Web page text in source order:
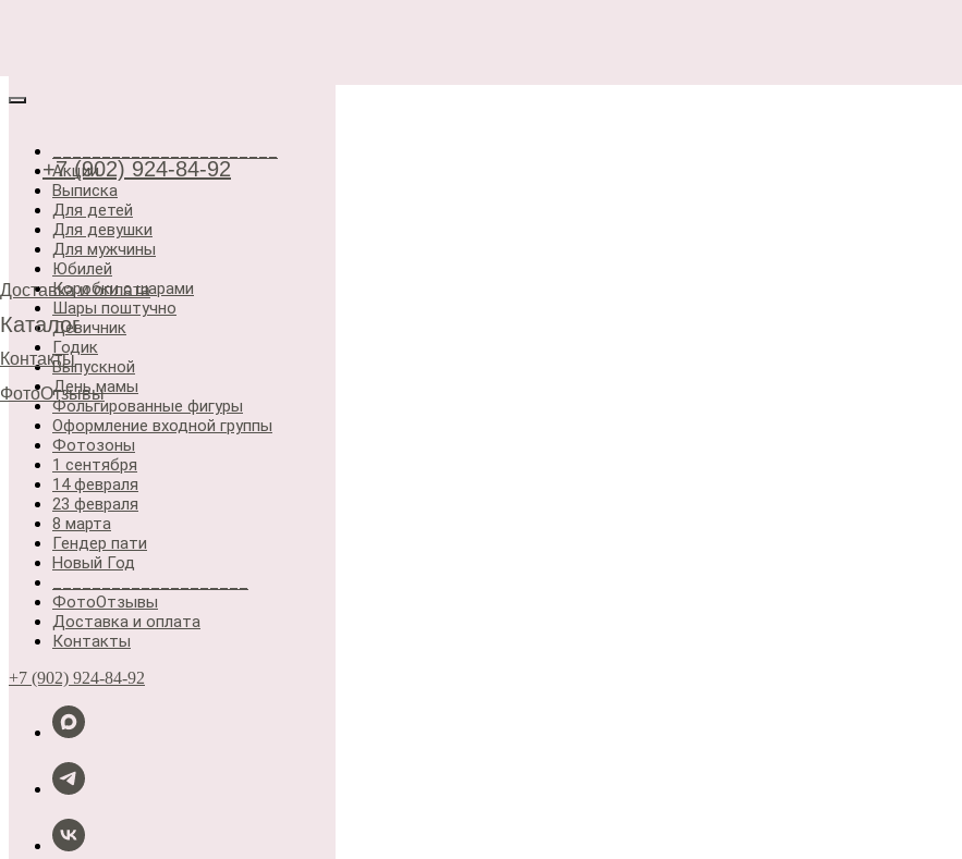
+7 (902) 924-84-92
Доставка и оплата
Каталог
Контакты
ФотоОтзывы
Акции
Выписка
Для детей
Для девушки
Для мужчины
Юбилей
Коробки с шарами
Шары поштучно
Девичник
Годик
Выпускной
День мамы
Фольгированные фигуры
Оформление входной группы
Фотозоны
1 сентября
14 февраля
23 февраля
8 марта
Гендер пати
Новый Год
ФотоОтзывы
Доставка и оплата
Контакты
+7 (902) 924-84-92